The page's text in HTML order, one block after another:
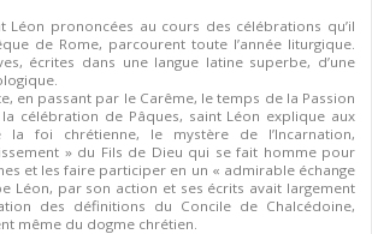
Léon prononcées au cours des célébrations qu’il
de Rome, parcourent toute l’année liturgique.
écrites dans une langue latine superbe, d’une
en passant par le Carême, le temps de la Passion
célébration de Pâques, saint Léon explique aux
foi chrétienne, le mystère de l’Incarnation,
» du Fils de Dieu qui se fait homme pour
et les faire participer en un « admirable échange
Léon, par son action et ses écrits avait largement
des définitions du Concile de Chalcédoine,
même du dogme chrétien.